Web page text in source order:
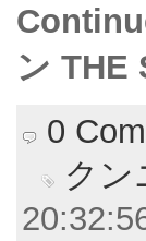
ン THE
0
クン